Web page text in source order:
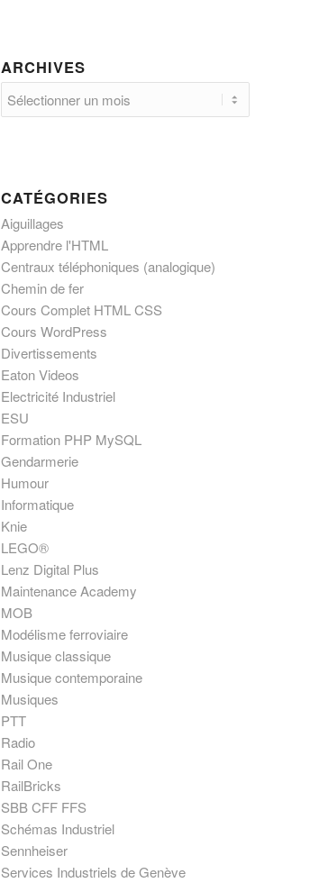
ARCHIVES
CATÉGORIES
Aiguillages
Apprendre l'HTML
Centraux téléphoniques (analogique)
Chemin de fer
Cours Complet HTML CSS
Cours WordPress
Divertissements
Eaton Videos
Electricité Industriel
ESU
Formation PHP MySQL
Gendarmerie
Humour
Informatique
Knie
LEGO®
Lenz Digital Plus
Maintenance Academy
MOB
Modélisme ferroviaire
Musique classique
Musique contemporaine
Musiques
PTT
Radio
Rail One
RailBricks
SBB CFF FFS
Schémas Industriel
Sennheiser
Services Industriels de Genève